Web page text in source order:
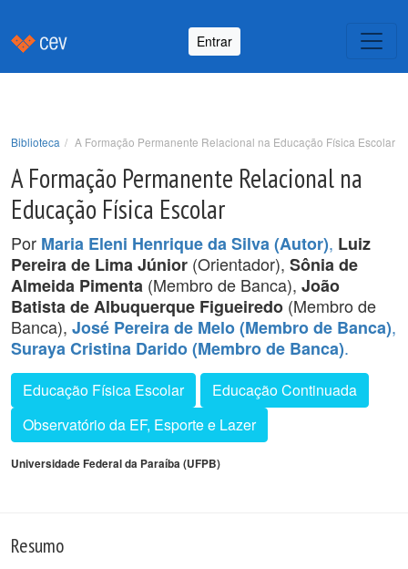
Entrar
Biblioteca A Formação Permanente Relacional na Educação Física Escolar
A Formação Permanente Relacional na
Educação Física Escolar
Por Maria Eleni Henrique da Silva (Autor), Luiz
Pereira de Lima Júnior (Orientador), Sônia de
Almeida Pimenta (Membro de Banca), João
Batista de Albuquerque Figueiredo (Membro de
Banca), José Pereira de Melo (Membro de Banca),
Suraya Cristina Darido (Membro de Banca).
Educação Física Escolar
Educação Continuada
Observatório da EF, Esporte e Lazer
Universidade Federal da Paraíba (UFPB)
Resumo